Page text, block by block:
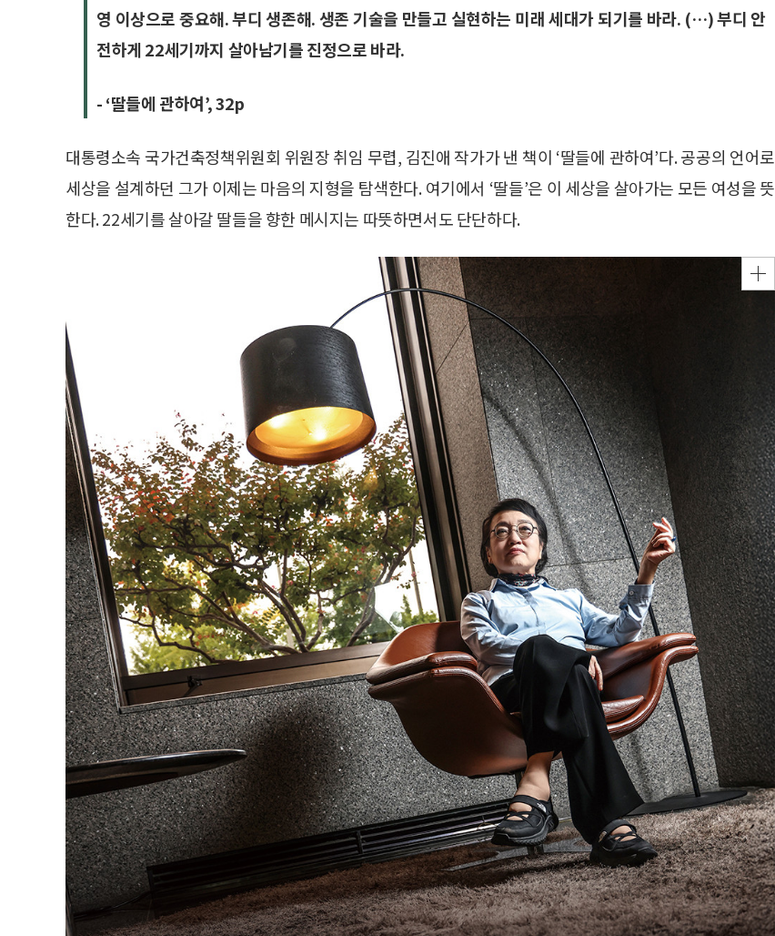
영 이상으로 중요해. 부디 생존해. 생존 기술을 만들고 실현하는 미래 세대가 되기를 바라. (…) 부디 안
전하게 22세기까지 살아남기를 진정으로 바라.
- ‘딸들에 관하여’, 32p
대통령소속 국가건축정책위원회 위원장 취임 무렵, 김진애 작가가 낸 책이 ‘딸들에 관하여’다. 공공의 언어로
세상을 설계하던 그가 이제는 마음의 지형을 탐색한다. 여기에서 ‘딸들’은 이 세상을 살아가는 모든 여성을 뜻
한다. 22세기를 살아갈 딸들을 향한 메시지는 따뜻하면서도 단단하다.